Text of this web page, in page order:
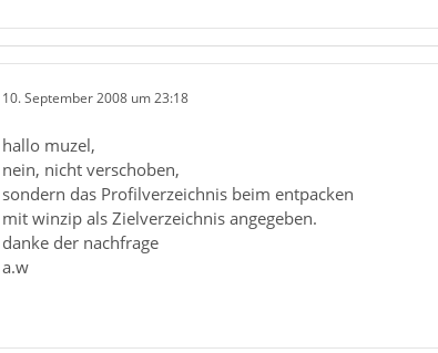
10. September 2008 um 23:18
hallo muzel,
nein, nicht verschoben,
sondern das Profilverzeichnis beim entpacken
mit winzip als Zielverzeichnis angegeben.
danke der nachfrage
a.w